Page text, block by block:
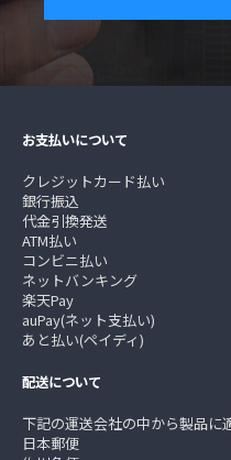
お支払いについて
クレジットカード払い
銀行振込
代金引換発送
ATM払い
コンビニ払い
ネットバンキング
楽天Pay
auPay(ネット支払い)
あと払い(ペイディ)
配送について
下記の運送会社の中から製品に
日本郵便